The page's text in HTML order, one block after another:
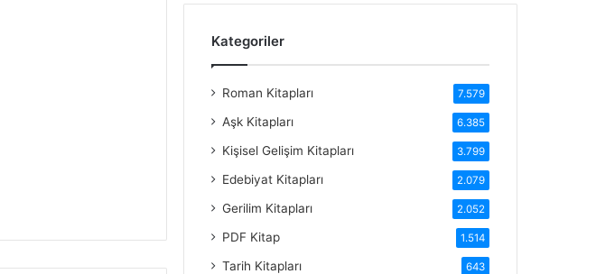
Kategoriler
Roman Kitapları 7.579
Aşk Kitapları 6.385
Kişisel Gelişim Kitapları 3.799
Edebiyat Kitapları 2.079
Gerilim Kitapları 2.052
PDF Kitap 1.514
Tarih Kitapları 643